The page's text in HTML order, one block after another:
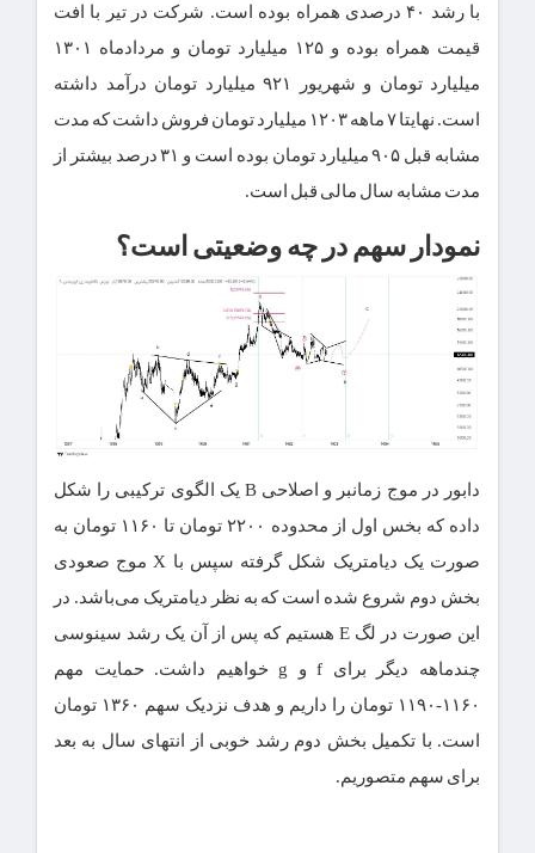
با رشد ۴۰ درصدی همراه بوده است. شرکت در تیر با افت
قیمت همراه بوده و ۱۲۵ میلیارد تومان و مردادماه ۱۳۰۱
میلیارد تومان و شهریور ۹۲۱ میلیارد تومان درآمد داشته
است. نهایتا ۷ ماهه ۱۲۰۳ میلیارد تومان فروش داشت که مدت
مشابه قبل ۹۰۵ میلیارد تومان بوده است و ۳۱ درصد بیشتر از
مدت مشابه سال مالی قبل است.
نمودار سهم در چه وضعیتی است؟
دابور در موج زمانبر و اصلاحی B یک الگوی ترکیبی را شکل
داده که بخس اول از محدوده ۲۲۰۰ تومان تا ۱۱۶۰ تومان به
صورت یک دیامتریک شکل گرفته سپس با X موج صعودی
بخش دوم شروع شده است که به نظر دیامتریک می‌باشد. در
این صورت در لگ E هستیم که پس از آن یک رشد سینوسی
چندماهه دیگر برای f و g خواهیم داشت. حمایت مهم
۱۱۶۰-۱۱۹۰ تومان را داریم و هدف نزدیک سهم ۱۳۶۰ تومان
است. با تکمیل بخش دوم رشد خوبی از انتهای سال به بعد
برای سهم متصوریم.